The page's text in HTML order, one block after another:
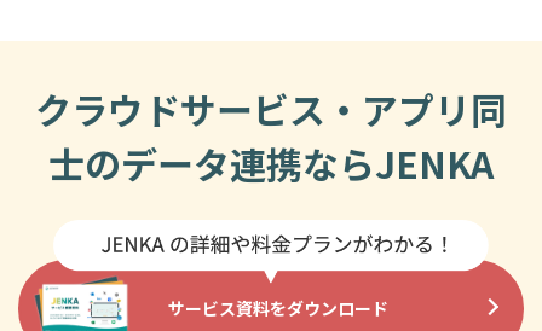
クラウドサービス・アプリ同
士のデータ連携ならJENKA
サービス資料をダウンロード